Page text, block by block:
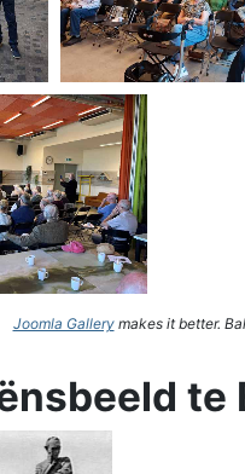
Joomla Gallerymakes it better.
te